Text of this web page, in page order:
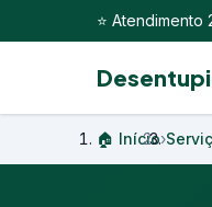
⭐ Atendimento
🏠 Início›